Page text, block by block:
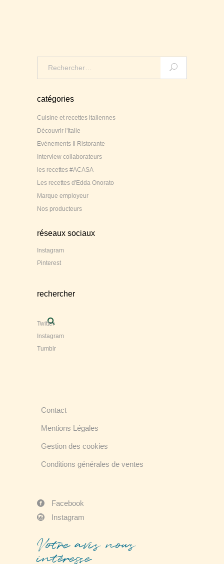
catégories
Cuisine et recettes italiennes
Découvrir l'Italie
Evènements Il Ristorante
Interview collaborateurs
les recettes #ACASA
Les recettes d'Edda Onorato
Marque employeur
Nos producteurs
réseaux sociaux
Instagram
Pinterest
rechercher
Twitter
Instagram
Tumblr
Contact
Mentions Légales
Gestion des cookies
Conditions générales de ventes
Facebook
Instagram
Votre avis nous
intéresse